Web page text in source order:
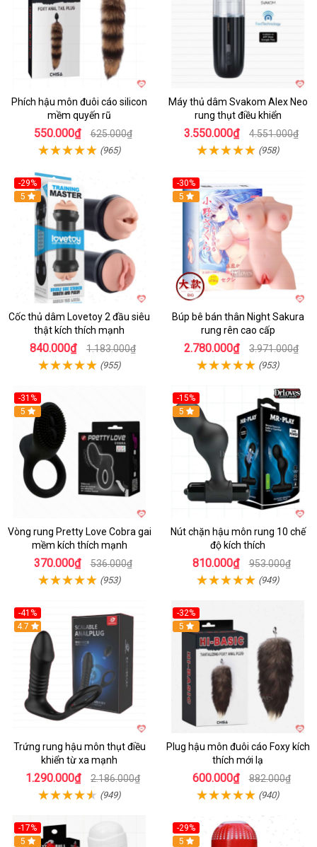
Phích hậu môn đuôi cáo silicon
mềm quyến rũ
550.000₫ 625.000₫
(965)
Máy thủ dâm Svakom Alex Neo
rung thụt điều khiển
3.550.000₫ 4.551.000₫
(958)
-29%
Hot
5
Cốc thủ dâm Lovetoy 2 đầu siêu
thật kích thích mạnh
840.000₫ 1.183.000₫
(955)
-30%
Hot
5
Búp bê bán thân Night Sakura
rung rên cao cấp
2.780.000₫ 3.971.000₫
(953)
-31%
5
Vòng rung Pretty Love Cobra gai
mềm kích thích mạnh
370.000₫ 536.000₫
(953)
-15%
Hot
5
Nút chặn hậu môn rung 10 chế
độ kích thích
810.000₫ 953.000₫
(949)
-41%
Hot
4.7
Trứng rung hậu môn thụt điều
khiển từ xa mạnh
1.290.000₫ 2.186.000₫
(949)
-32%
Hot
5
Plug hậu môn đuôi cáo Foxy kích
thích mới lạ
600.000₫ 882.000₫
(940)
-17%
5
-29%
5